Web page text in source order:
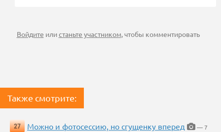
Войдите илистаньте участником, чтобы комментировать
Также смотрите:
27 Можно и фотосессию, но сгущенку вперед
— 7